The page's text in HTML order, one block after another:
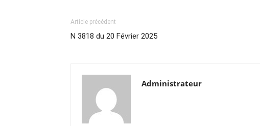
Article précédent
N 3818 du 20 Février 2025
Administrateur